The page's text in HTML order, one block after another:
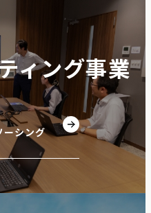
ィング事業
ーシング